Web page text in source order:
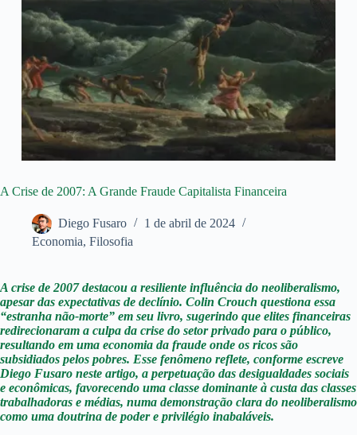
A Crise de 2007: A Grande Fraude Capitalista Financeira
Diego Fusaro
1 de abril de 2024
Economia, Filosofia
A crise de 2007 destacou a resiliente influência do neoliberalismo,
apesar das expectativas de declínio. Colin Crouch questiona essa
“estranha não-morte” em seu livro, sugerindo que elites financeiras
redirecionaram a culpa da crise do setor privado para o público,
resultando em uma economia da fraude onde os ricos são
subsidiados pelos pobres. Esse fenômeno reflete, conforme escreve
Diego Fusaro neste artigo, a perpetuação das desigualdades sociais
e econômicas, favorecendo uma classe dominante à custa das classes
trabalhadoras e médias, numa demonstração clara do neoliberalismo
como uma doutrina de poder e privilégio inabaláveis.